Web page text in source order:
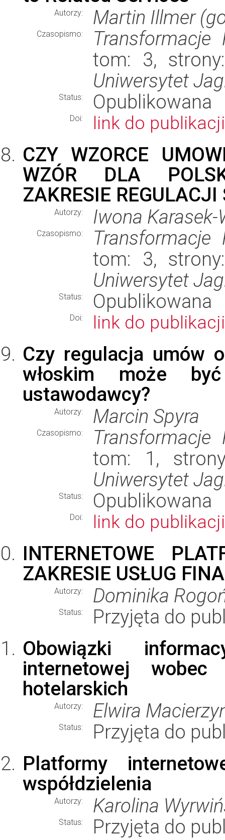
Autorzy: Martin Illmer
Czasopismo:
Transformacje
tom: 3,
Uniwersytet
Status: Opublikowana
Doi: link do publikacji
CZY WZORCE
WZÓR DLA
ZAKRESIE
Autorzy: Iwona
Czasopismo:
Transformacje
tom: 3,
Uniwersytet
Status: Opublikowana
Doi: link do publikacji
Czy regulacja umów
włoskim może
ustawodawcy?
Autorzy: Marcin Spyra
Czasopismo:
Transformacje
tom: 1,
Uniwersytet
Status: Opublikowana
Doi: link do publikacji
INTERNETOWE
ZAKRESIE USŁUG
Autorzy: Dominika
Status:
Przyjęta do
Obowiązki
internetowej wobec
hotelarskich
Autorzy: Elwira
Status:
Przyjęta do
Platformy
współdzielenia
Autorzy: Karolina
Status:
Przyjęta do